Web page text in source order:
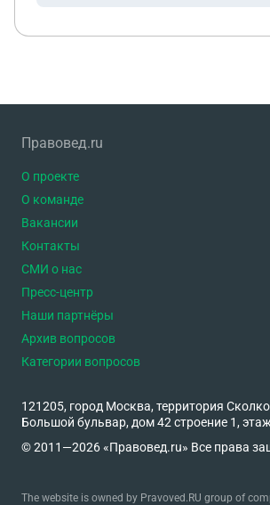
Правовед.ru
О проекте
О команде
Вакансии
Контакты
СМИ о нас
Пресс-центр
Наши партнёры
Архив вопросов
Категории вопросов
121205, город Москва, территория
Большой бульвар, дом 42 строение 1,
© 2011—2026 «Правовед.ru» Все права
The website is owned by Pravoved.RU group of